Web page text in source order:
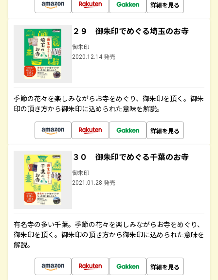
詳細を見る
２９ 御朱印でめぐる埼玉のお寺
御朱印
2020.12.14 発売
季節の花々を楽しみながらお寺をめぐり、御朱印を頂く。御朱
印の頂き方から御朱印に込められた意味を解説。
詳細を見る
３０ 御朱印でめぐる千葉のお寺
御朱印
2021.01.28 発売
有名寺の多い千葉。季節の花々を楽しみながらお寺をめぐり、
御朱印を頂く。御朱印の頂き方から御朱印に込められた意味を
解説。
詳細を見る